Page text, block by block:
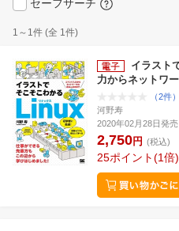
セーフサーチ
1～1件 (全 1件)
イラスト
力からネットワ
（2件）
河野寿
2020年02月28日発売
2,750円 (税込)
25ポイント 1倍